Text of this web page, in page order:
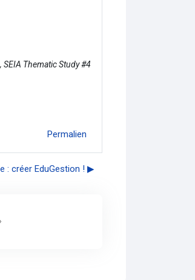
Thematic Study #4
Permalien
: créer EduGestion ! ▶︎